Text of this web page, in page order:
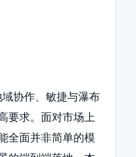
协作、敏捷与瀑布
要求。面对市场上
全面并非简单的模